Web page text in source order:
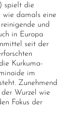
spielt die
wie damals eine
und
in Europa
seit der
Kurkuma-
im
Zunehmend
Wurzel wie
Fokus der